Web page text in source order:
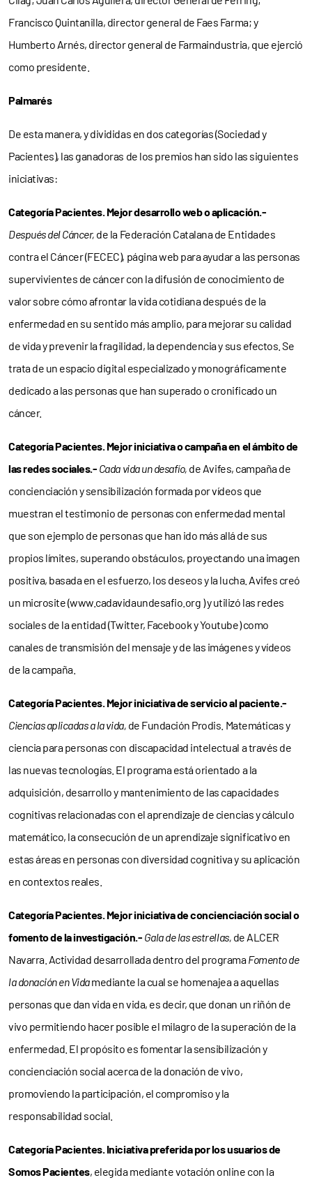
Francisco Quintanilla, director general de Faes Farma; y
Humberto Arnés, director general de Farmaindustria, que ejerció
como presidente.
Palmarés
De esta manera, y divididas en dos categorías (Sociedad y
Pacientes), las ganadoras de los premios han sido las siguientes
iniciativas:
Categoría Pacientes. Mejor desarrollo web o aplicación.-
Después del Cáncer, de la Federación Catalana de Entidades
contra el Cáncer (FECEC), página web para ayudar a las personas
supervivientes de cáncer con la difusión de conocimiento de
valor sobre cómo afrontar la vida cotidiana después de la
enfermedad en su sentido más amplio, para mejorar su calidad
de vida y prevenir la fragilidad, la dependencia y sus efectos. Se
trata de un espacio digital especializado y monográficamente
dedicado a las personas que han superado o cronificado un
cáncer.
Categoría Pacientes. Mejor iniciativa o campaña en el ámbito de
las redes sociales.- Cada vida un desafío, de Avifes, campaña de
concienciación y sensibilización formada por vídeos que
muestran el testimonio de personas con enfermedad mental
que son ejemplo de personas que han ido más allá de sus
propios límites, superando obstáculos, proyectando una imagen
positiva, basada en el esfuerzo, los deseos y la lucha. Avifes creó
un microsite (www.cadavidaundesafio.org ) y utilizó las redes
sociales de la entidad (Twitter, Facebook y Youtube) como
canales de transmisión del mensaje y de las imágenes y vídeos
de la campaña.
Categoría Pacientes. Mejor iniciativa de servicio al paciente.-
Ciencias aplicadas a la vida, de Fundación Prodis. Matemáticas y
ciencia para personas con discapacidad intelectual a través de
las nuevas tecnologías. El programa está orientado a la
adquisición, desarrollo y mantenimiento de las capacidades
cognitivas relacionadas con el aprendizaje de ciencias y cálculo
matemático, la consecución de un aprendizaje significativo en
estas áreas en personas con diversidad cognitiva y su aplicación
en contextos reales.
Categoría Pacientes. Mejor iniciativa de concienciación social o
fomento de la investigación.- Gala de las estrellas, de ALCER
Navarra. Actividad desarrollada dentro del programaFomento de
la donación en Vidamediante la cual se homenajea a aquellas
personas que dan vida en vida, es decir, que donan un riñón de
vivo permitiendo hacer posible el milagro de la superación de la
enfermedad. El propósito es fomentar la sensibilización y
concienciación social acerca de la donación de vivo,
promoviendo la participación, el compromiso y la
responsabilidad social.
Categoría Pacientes. Iniciativa preferida por los usuarios de
Somos Pacientes, elegida mediante votación online con la